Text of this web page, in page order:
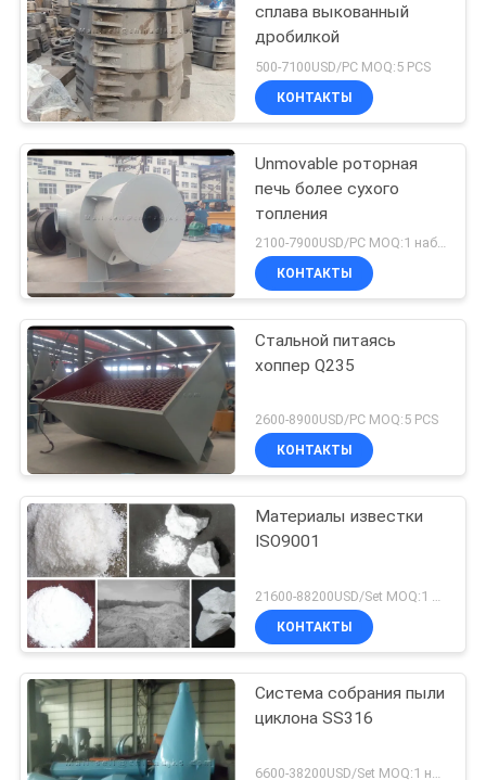
сплава выкованный
дробилкой
500-7100USD/PC MOQ:5 PCS
КОНТАКТЫ
Unmovable роторная
печь более сухого
топления
2100-7900USD/PC MOQ:1 набор
КОНТАКТЫ
Стальной питаясь
хоппер Q235
2600-8900USD/PC MOQ:5 PCS
КОНТАКТЫ
Материалы известки
ISO9001
КОНТАКТЫ
Система собрания пыли
циклона SS316